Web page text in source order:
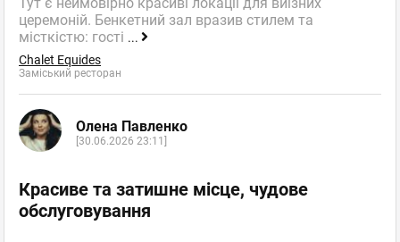
церемоній. Бенкетний зал вразив стилем та
місткістю: гості ...
Chalet Equides
Заміський ресторан
Олена Павленко
[30.06.2026 23:11]
Красиве та затишне місце, чудове
обслуговування